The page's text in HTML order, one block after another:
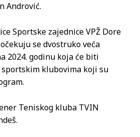
Andrović.
Sportske zajednice VPŽ Dore
se dvostruko veća
2024. godinu koja će biti
klubovima koji su
Teniskog kluba TVIN